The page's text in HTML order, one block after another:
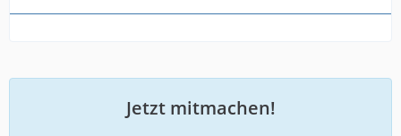
Jetzt mitmachen!